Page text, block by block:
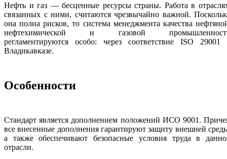
Нефть и газ — бесценные ресурсы страны. Работа в
связанных с ними, считаются чрезвычайно важной.
она полна рисков, то система менеджмента качества
нефтехимической и газовой
регламентируются особо: через соответствие ISO 29001
Владикавказе.
Особенности
Стандарт является дополнением положений ИСО 9001.
все внесенные дополнения гарантируют защиту внешней
а также обеспечивают безопасные условия труда в
отрасли.